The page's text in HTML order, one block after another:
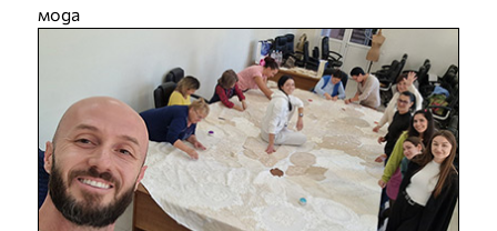
мода